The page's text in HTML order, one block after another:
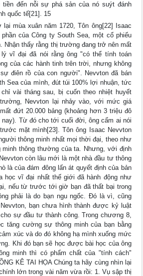
tiền đến nỗi sự phá sản của nó suýt đánh
quốc tế[21]. 15
mùa xuân năm 1720, Tôn ông[22] Isaac
của Công ty South Sea, một cổ phiếu
Nhận thấy rằng thị trường đang trở nên mất
vĩ đại đã nói rằng ông "có thể tính toán
của các hành tinh trên trời, nhưng không
điên rồ của con người". Nevvton đã bán
Sea của mình, đút túi 100% lợi nhuận, tức
vài tháng sau, bị cuốn theo nhiệt huyết
Nevvton lại nhảy vào, với mức giá
đứt 20.000 bảng (khoảng hơn 3 triệu đô
nay). Từ đó cho tới cuối đời, ông cấm ai nói
mặt mình[23]. Tôn ông Isaac Nevvton
thông minh nhất mọi thời đại, theo như
minh thông thường của ta. Nhưng, với định
còn lâu mới là một nhà đầu tư thông
là của đám đông lấn át quyết định của bản
học vĩ đại nhất thế giới đã hành động như
nếu từ trước tới giờ bạn đã thất bại trong
phải là do bạn ngu ngốc. Đó là vì, cũng
bạn chưa hình thành được kỷ luật
sự đầu tư thành công. Trong chương 8,
tăng cường sự thông minh của bạn bằng
xúc và do đó không hạ mình xuống mức
Khi đó bạn sẽ học được bài học của ông
minh thì có phẩm chất của "tính cách"
KÊ TAI HỌA Chúng ta hãy cùng nhìn lại
lớn trong vài năm vừa rồi: 1. Vụ sập thị